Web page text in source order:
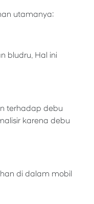
utamanya:
bludru. Hal ini
terhadap debu
karena debu
di dalam mobil